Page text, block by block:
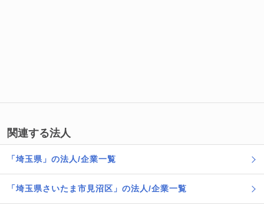
関連する法人
「埼玉県」の法人/企業一覧
「埼玉県さいたま市見沼区」の法人/企業一覧